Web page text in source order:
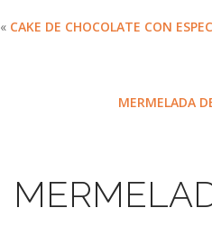
NUESTRA FILOSOFÍA
IDIOMA:
« CAKE DE CHOCOLATE CON
MERMELADA